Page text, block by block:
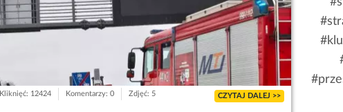
Kliknięć: 12424 Komentarzy: 0 Zdjęć: 5 CZYTAJ DALEJ >>